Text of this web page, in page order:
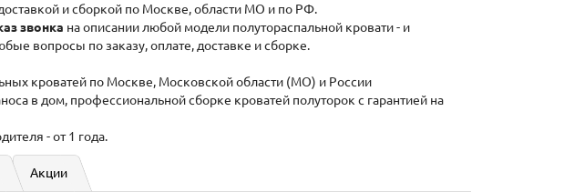
и сборкой по Москве, области МО и по РФ.
звонка на описании любой модели полутораспальной кровати - и
вопросы по заказу, оплате, доставке и сборке.
кроватей по Москве, Московской области (МО) и России
в дом, профессиональной сборке кроватей полуторок с гарантией на
- от 1 года.
Акции